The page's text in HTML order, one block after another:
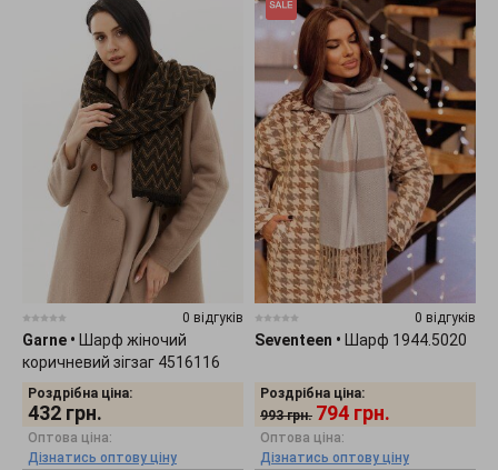
0 відгуків
Garne •
Шарф жіночий
коричневий зігзаг 4516116
Роздрібна ціна:
432 грн.
Оптова ціна:
Дізнатись оптову ціну
0 відгуків
Seventeen • Шарф 1944.5020
Роздрібна ціна:
993 грн. 794 грн.
Оптова ціна:
Дізнатись оптову ціну